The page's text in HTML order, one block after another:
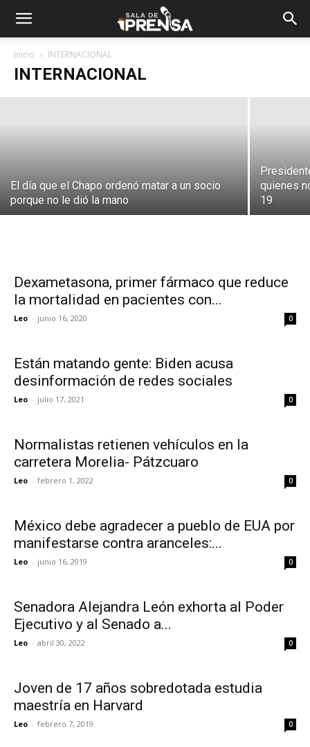
Inicio INTERNACIONAL
INTERNACIONAL
Miles de venezolanos salen a marchar
en apoyo a Guaidó
Leo - febrero 2, 2019
El día que el Chapo ordenó matar a un socio
porque no le dió la mano
quienes
19
Dexametasona, primer fármaco que reduce
la mortalidad en pacientes con...
Leo - junio 16, 2020 0
Están matando gente: Biden acusa
desinformación de redes sociales
Leo - julio 17, 2021 0
Normalistas retienen vehículos en la
carretera Morelia- Pátzcuaro
Leo - febrero 1, 2022 0
México debe agradecer a pueblo de EUA por
manifestarse contra aranceles:...
Leo - junio 16, 2019 0
Senadora Alejandra León exhorta al Poder
Ejecutivo y al Senado a...
Leo - abril 30, 2022 0
Joven de 17 años sobredotada estudia
maestría en Harvard
Leo - febrero 7, 2019 0